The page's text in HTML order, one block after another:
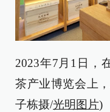
2023年7月1日，
茶产业博览会上
子栋摄/光明图片)